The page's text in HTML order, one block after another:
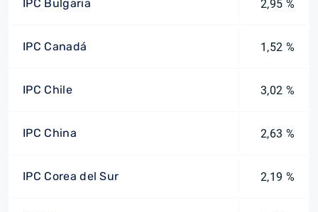
IPC Bulgaria 2,95 %
IPC Canadá 1,52 %
IPC Chile 3,02 %
IPC China 2,63 %
IPC Corea del Sur 2,19 %